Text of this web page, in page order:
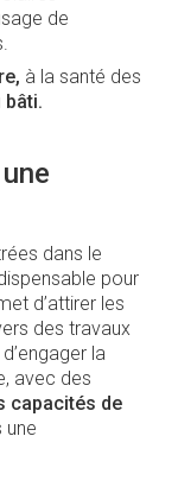
de
à la santé des
bâti.
dans le
pour
d’attirer les
des travaux
la
avec des
capacités de
une